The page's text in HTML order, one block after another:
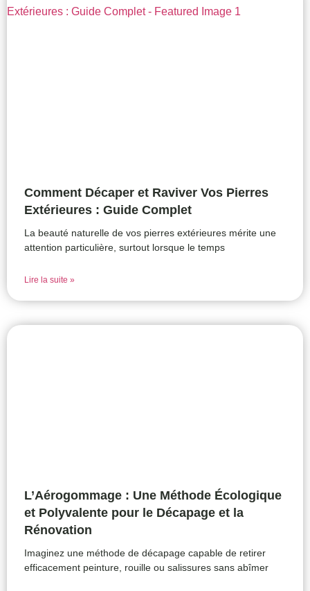
Comment Décaper et Raviver Vos Pierres
Extérieures : Guide Complet
La beauté naturelle de vos pierres extérieures mérite une
attention particulière, surtout lorsque le temps
Lire la suite »
L’Aérogommage : Une Méthode Écologique
et Polyvalente pour le Décapage et la
Rénovation
Imaginez une méthode de décapage capable de retirer
efficacement peinture, rouille ou salissures sans abîmer